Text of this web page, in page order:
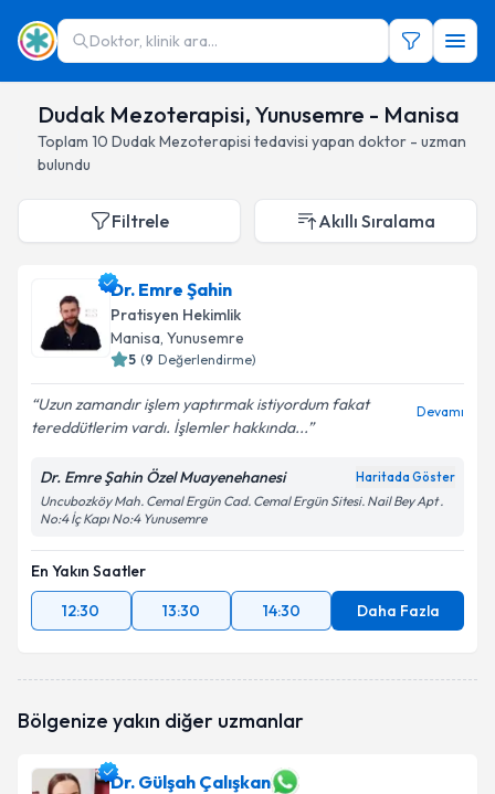
Doktor, klinik ara...
Dudak Mezoterapisi, Yunusemre - Manisa
Toplam 10 Dudak Mezoterapisi tedavisi yapan doktor - uzman
bulundu
Filtrele Akıllı Sıralama
Dr. Emre Şahin
Pratisyen Hekimlik
Manisa, Yunusemre
5 (9 Değerlendirme)
Uzun zamandır işlem yaptırmak istiyordum fakat
tereddütlerim vardı. İşlemler hakkında...
Devamı
Dr. Emre Şahin Özel Muayenehanesi Haritada Göster
Uncubozköy Mah. Cemal Ergün Cad. Cemal Ergün Sitesi. Nail Bey Apt .
No:4 İç Kapı No:4 Yunusemre
En Yakın Saatler
12:30
13:30 14:30 Daha Fazla
Bölgenize yakın diğer uzmanlar
Dr. Gülşah Çalışkan